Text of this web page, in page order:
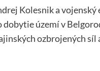
Kolesnik a
dobytie území v
ozbrojených síl